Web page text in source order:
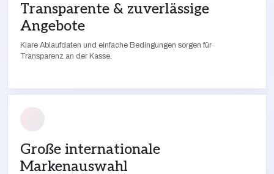
Transparente & zuverlässige
Angebote
Klare Ablaufdaten und einfache Bedingungen sorgen für
Transparenz an der Kasse.
Große internationale
Markenauswahl